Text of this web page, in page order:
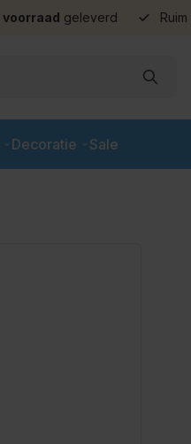
voorraad geleverd Ruim
Decoratie Sale